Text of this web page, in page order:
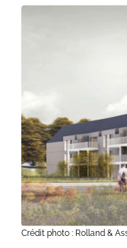
Crédit photo : Rolland &